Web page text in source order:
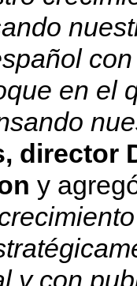
en el
director
y
y con